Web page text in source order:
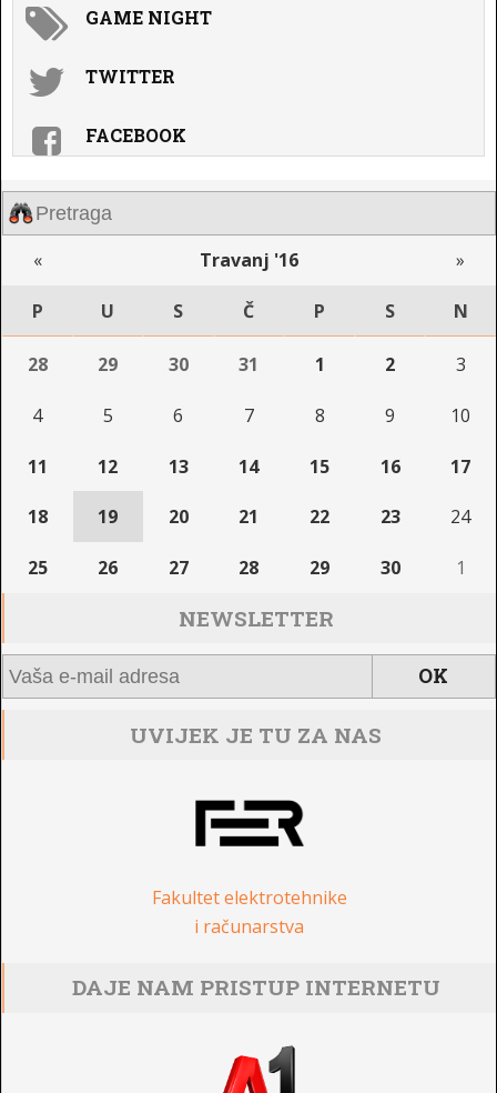
GAME NIGHT
TWITTER
FACEBOOK
« Travanj '16 »
P U S Č P S N
28 29 30 31 1 2 3
4 5 6 7 8 9 10
11 12 13 14 15 16 17
18 19 20 21 22 23 24
25 26 27 28 29 30 1
NEWSLETTER
UVIJEK JE TU ZA NAS
Fakultet elektrotehnike
i računarstva
DAJE NAM PRISTUP INTERNETU